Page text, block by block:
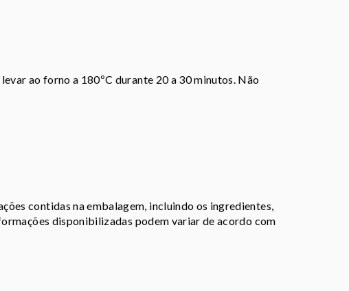
ao forno a 180ºC durante 20 a 30 minutos. Não
contidas na embalagem, incluindo os ingredientes,
disponibilizadas podem variar de acordo com